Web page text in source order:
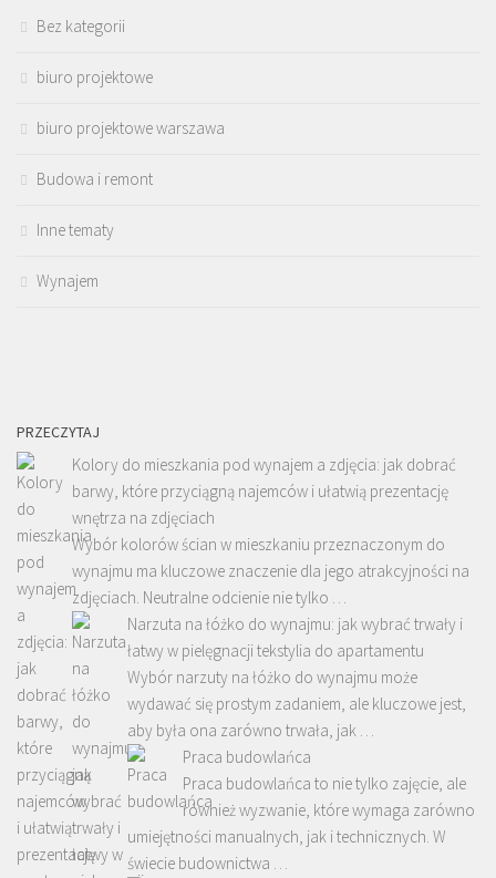
Bez kategorii
biuro projektowe
biuro projektowe warszawa
Budowa i remont
Inne tematy
Wynajem
PRZECZYTAJ
Kolory do mieszkania pod wynajem a zdjęcia: jak dobrać
barwy, które przyciągną najemców i ułatwią prezentację
wnętrza na zdjęciach
Wybór kolorów ścian w mieszkaniu przeznaczonym do
wynajmu ma kluczowe znaczenie dla jego atrakcyjności na
zdjęciach. Neutralne odcienie nie tylko …
Narzuta na łóżko do wynajmu: jak wybrać trwały i
łatwy w pielęgnacji tekstylia do apartamentu
Wybór narzuty na łóżko do wynajmu może
wydawać się prostym zadaniem, ale kluczowe jest,
aby była ona zarówno trwała, jak …
Praca budowlańca
Praca budowlańca to nie tylko zajęcie, ale
również wyzwanie, które wymaga zarówno
umiejętności manualnych, jak i technicznych. W
świecie budownictwa …